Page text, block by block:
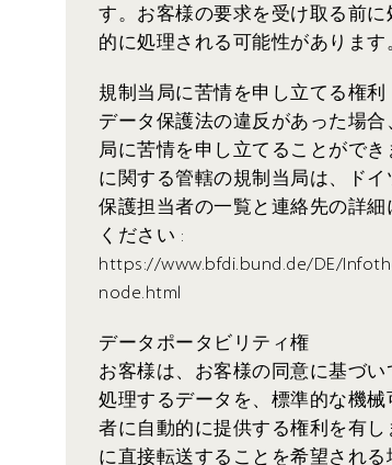
す。お客様の要求を受け取る前
的に処理される可能性があります
規制当局に苦情を申し立てる権利
データ保護法の違反があった場
局に苦情を申し立てることがで
に関する管轄の規制当局は、ド
保護担当者の一覧と連絡先の詳
ください :
https://www.bfdi.bund.de/DE/
node.html
データポータビリティ権
お客様は、お客様の同意に基づ
処理するデータを、標準的な機
者に自動的に提供する権利を有
に直接転送することを希望され